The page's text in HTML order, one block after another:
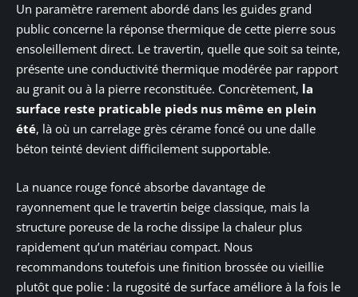
Un paramètre rarement abordé dans les guides grand
public concerne la réponse thermique de cette pierre sous
ensoleillement direct. Le travertin, quelle que soit sa teinte,
présente une conductivité thermique modérée par rapport
au granit ou à la pierre reconstituée. Concrètement, la
surface reste praticable pieds nus même en plein
été, là où un carrelage grès cérame foncé ou une dalle
béton teinté devient difficilement supportable.
La nuance rouge foncé absorbe davantage de
rayonnement que le travertin beige classique, mais la
structure poreuse de la roche dissipe la chaleur plus
rapidement qu’un matériau compact. Nous
recommandons toutefois une finition brossée ou vieillie
plutôt que polie : la rugosité de surface améliore à la fois le